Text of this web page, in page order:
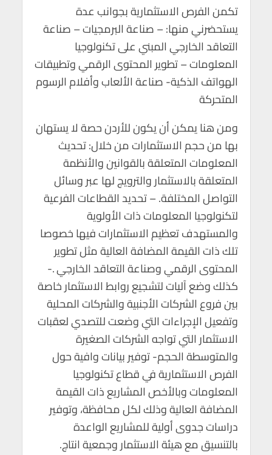
تكمن الفرص الاستثمارية بجوانب عدة
يستحضرني منها: – صناعة البرمجيات – صناعة
التعاقد الخارجي المبني على تكنولوجيا
المعلومات – تطوير المحتوى الرقمي وتطبيقات
الهواتف الذكية- صناعة الألعاب وأفلام الرسوم
المتحركة
ومن هنا يمكن أن يكون للأردن حصة لا يستهان
بها من حجم الاستثمارات من خلال: تحديث
المعلومات المتعلقة بالقوانين والأنظمة
المتعلقة بالاستثمار والترويج لها عبر وسائل
التواصل المختلفة. – تحديد القطاعات الفرعية
لتكنولوجيا المعلومات ذات الأولوية
والمستهدف تعظيم الاستثمارات فيها خصوصا
تلك ذات القيمة المضافة العالية مثل تطوير
المحتوى الرقمي وصناعة التعاقد الخارجي .-
كذلك وضع آليات لتشجيع روابط الاستثمار خاصة
بين فروع الشركات الأجنبية والشركات المحلية
وتفعيل الإجراءات التي وضعت للتصدي لعقبات
الاستثمار التي تواجه الشركات الصغيرة
والمتوسطة الحجم- توفير بيانات وافية حول
الفرص الاستثمارية في قطاع تكنولوجيا
المعلومات وبالأخص المشاريع ذات القيمة
المضافة العالية وذلك لكل محافظة، وتوفير
دراسات جدوى أولية للمشاريع الواعدة
بالتنسيق مع هيئة الاستثمار وجمعية انتاج.